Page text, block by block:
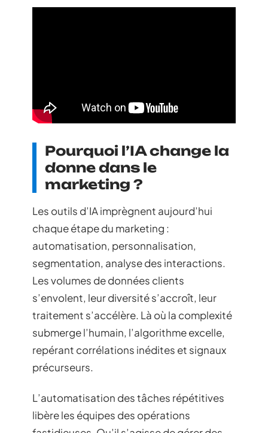
Pourquoi l’IA change la
donne dans le
marketing ?
Les outils d’IA imprègnent aujourd’hui
chaque étape du marketing :
automatisation, personnalisation,
segmentation, analyse des interactions.
Les volumes de données clients
s’envolent, leur diversité s’accroît, leur
traitement s’accélère. Là où la complexité
submerge l’humain, l’algorithme excelle,
repérant corrélations inédites et signaux
précurseurs.
L’automatisation des tâches répétitives
libère les équipes des opérations